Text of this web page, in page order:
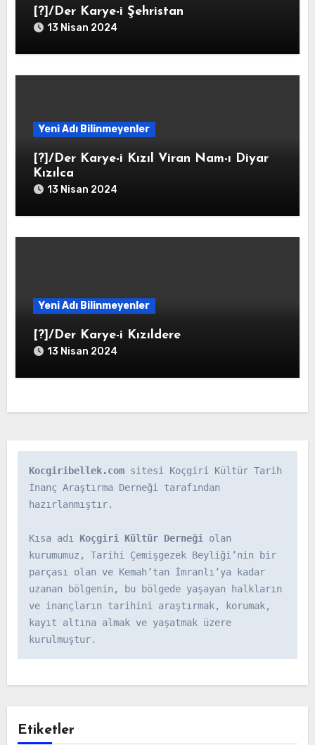
[?]/Der Karye-i Şehristan
13 Nisan 2024
Yeni Adı Bilinmeyenler
[?]/Der Karye-i Kızıl Viran Nam-ı Diyar
Kızılca
13 Nisan 2024
Yeni Adı Bilinmeyenler
[?]/Der Karye-i Kızıldere
13 Nisan 2024
Kocgiribellek.com sitesi Koçgiri Kültür Tarih
İnanç Araştırma Derneği tarafından
hazırlanmıştır.
Kısa adı Koçgiri Kültür Derneği olan
kurumumuz, Tarihi Çemişgezek Beyliği’nin bir
parçası olan ve Kemah’tan İmranlı’ya kadar
uzanan bölgenin, bu bölgede yaşayan halkların
ve inançların tarihini araştırmak, korumak,
kayıt altına almak ve yaşatmak üzere
kurulmuştur.
Etiketler